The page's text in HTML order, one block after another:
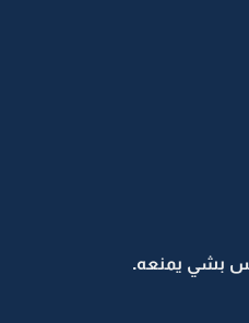
بشي يمنعه.